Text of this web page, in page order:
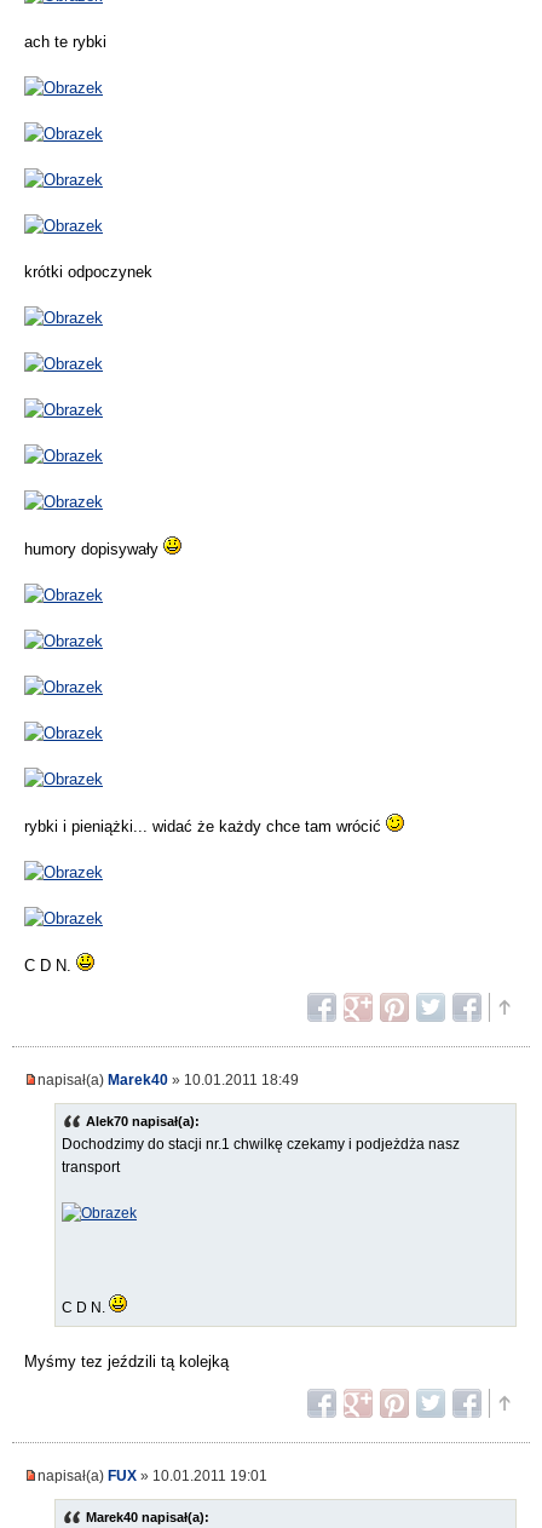
ach te rybki
krótki odpoczynek
humory dopisywały
rybki i pieniążki... widać że każdy chce tam wrócić
C D N.
napisał(a) Marek40 » 10.01.2011 18:49
Alek70 napisał(a):
Dochodzimy do stacji nr.1 chwilkę czekamy i podjeżdża nasz
transport
C D N.
Myśmy tez jeździli tą kolejką
napisał(a) FUX » 10.01.2011 19:01
Marek40 napisał(a):